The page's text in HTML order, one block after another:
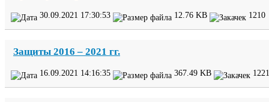
30 09 2021 17:30:53 12 76 KB 1210
Защиты 2016 – 2021 гг.
16 09 2021 14:16:35 367 49 KB 1221